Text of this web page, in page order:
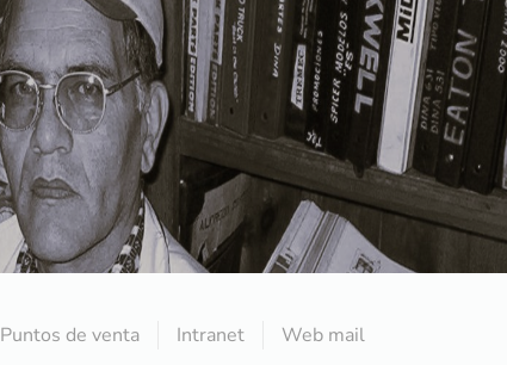
Puntos de venta Intranet Web mail